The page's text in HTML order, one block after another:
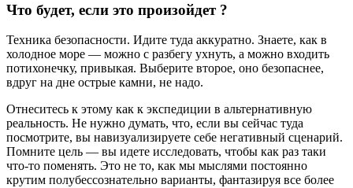
Что будет, если это произойдет ?
Техника безопасности. Идите туда аккуратно. Знаете, как в
холодное море — можно с разбегу ухнуть, а можно входить
потихонечку, привыкая. Выберите второе, оно безопаснее,
вдруг на дне острые камни, не надо.
Отнеситесь к этому как к экспедиции в альтернативную
реальность. Не нужно думать, что, если вы сейчас туда
посмотрите, вы навизуализируете себе негативный сценарий.
Помните цель — вы идете исследовать, чтобы как раз таки
что-то поменять. Это не то, как мы мыслями постоянно
крутим полубессознательно варианты, фантазируя все более